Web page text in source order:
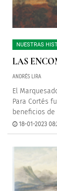
NUESTRAS
LAS
ANDRÉS LIRA
El
Para Cortés
beneficios
18-01-2023